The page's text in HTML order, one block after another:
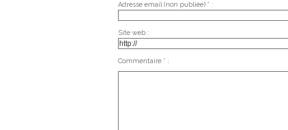
Adresse email (non publiée) * :
Site web :
Commentaire * :